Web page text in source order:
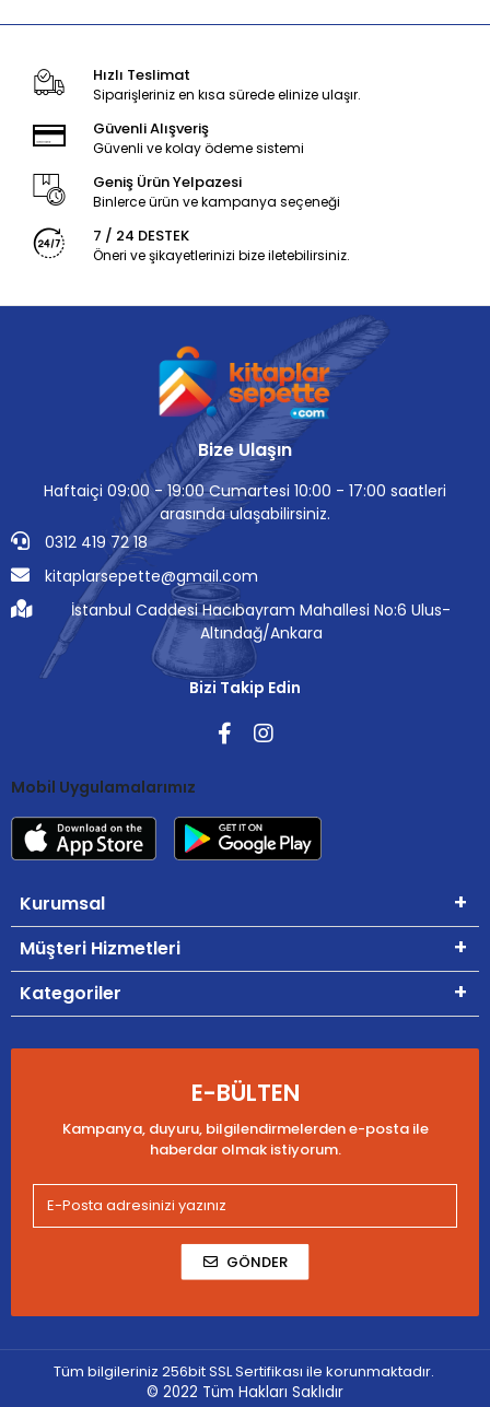
Hızlı Teslimat
Siparişleriniz en kısa sürede elinize ulaşır.
Güvenli Alışveriş
Güvenli ve kolay ödeme sistemi
Geniş Ürün Yelpazesi
Binlerce ürün ve kampanya seçeneği
7 / 24 DESTEK
Öneri ve şikayetlerinizi bize iletebilirsiniz.
Bize Ulaşın
Haftaiçi 09:00 - 19:00 Cumartesi 10:00 - 17:00 saatleri
arasında ulaşabilirsiniz.
0312 419 72 18
kitaplarsepette@gmail.com
İstanbul Caddesi Hacıbayram Mahallesi No:6 Ulus-
Altındağ/Ankara
Bizi Takip Edin
Mobil Uygulamalarımız
Kurumsal
Müşteri Hizmetleri
Kategoriler
E-BÜLTEN
Kampanya, duyuru, bilgilendirmelerden e-posta ile
haberdar olmak istiyorum.
GÖNDER
Tüm bilgileriniz 256bit SSL Sertifikası ile korunmaktadır.
© 2022 Tüm Hakları Saklıdır